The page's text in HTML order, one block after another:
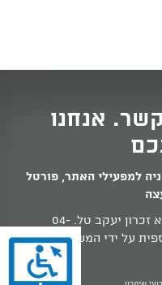
אנחנו
למפעילי האתר, פורטל
04-
על ידי המשרד לשוויון